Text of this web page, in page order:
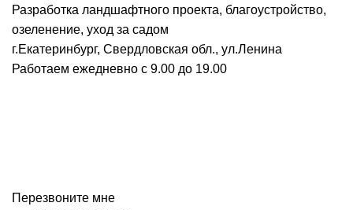
Разработка ландшафтного проекта, благоустройство,
озеленение, уход за садом
г.Екатеринбург, Свердловская обл., ул.Ленина
Работаем ежедневно с 9.00 до 19.00
Перезвоните мне